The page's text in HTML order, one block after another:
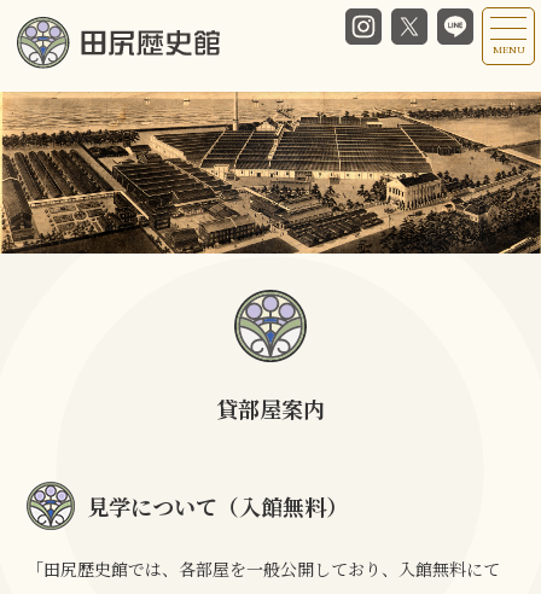
MENU
貸部屋案内
見学について（入館無料）
「田尻歴史館では、各部屋を一般公開しており、入館無料にて